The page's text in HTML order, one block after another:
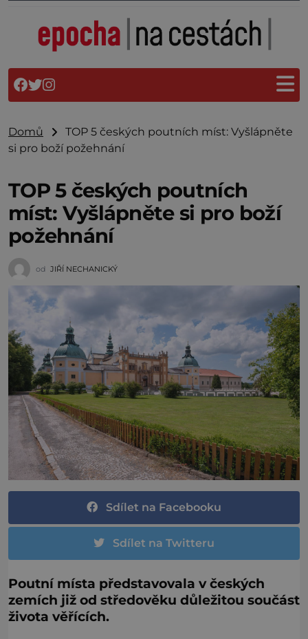
Domů
TOP 5 českých poutních míst: Vyšlápněte
si pro boží požehnání
TOP 5 českých poutních
míst: Vyšlápněte si pro boží
požehnání
od JIŘÍ NECHANICKÝ
Sdílet na Facebooku
Sdílet na Twitteru
Poutní místa představovala v českých
zemích již od středověku důležitou součást
života věřících.